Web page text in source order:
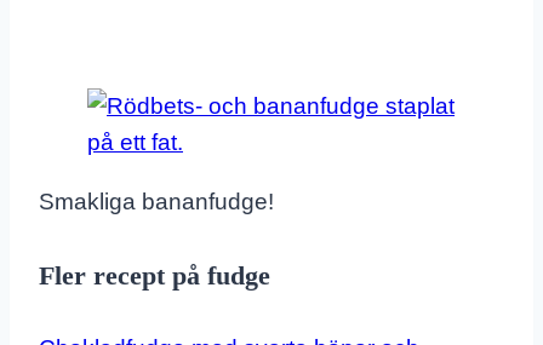
Smakliga bananfudge!
Fler recept på fudge